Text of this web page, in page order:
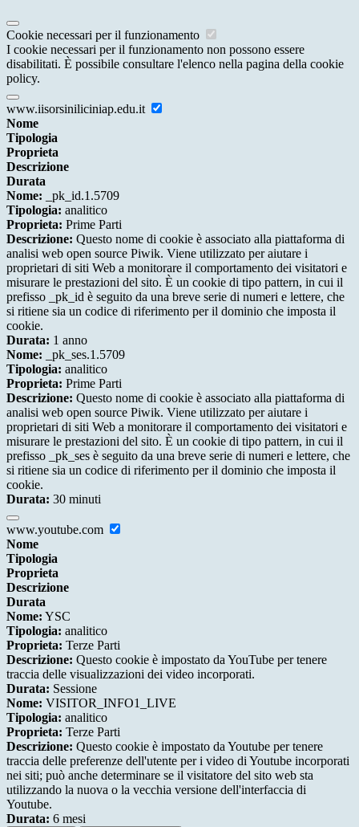
Cookie necessari per il funzionamento
I cookie necessari per il funzionamento non possono essere
disabilitati. È possibile consultare l'elenco nella pagina della cookie
policy.
www.iisorsiniliciniap.edu.it
Nome
Tipologia
Proprieta
Descrizione
Durata
Nome: _pk_id.1.5709
Tipologia: analitico
Proprieta: Prime Parti
Descrizione: Questo nome di cookie è associato alla piattaforma di
analisi web open source Piwik. Viene utilizzato per aiutare i
proprietari di siti Web a monitorare il comportamento dei visitatori e
misurare le prestazioni del sito. È un cookie di tipo pattern, in cui il
prefisso _pk_id è seguito da una breve serie di numeri e lettere, che
si ritiene sia un codice di riferimento per il dominio che imposta il
cookie.
Durata: 1 anno
Nome: _pk_ses.1.5709
Tipologia: analitico
Proprieta: Prime Parti
Descrizione: Questo nome di cookie è associato alla piattaforma di
analisi web open source Piwik. Viene utilizzato per aiutare i
proprietari di siti Web a monitorare il comportamento dei visitatori e
misurare le prestazioni del sito. È un cookie di tipo pattern, in cui il
prefisso _pk_ses è seguito da una breve serie di numeri e lettere, che
si ritiene sia un codice di riferimento per il dominio che imposta il
cookie.
Durata: 30 minuti
www.youtube.com
Nome
Tipologia
Proprieta
Descrizione
Durata
Nome: YSC
Tipologia: analitico
Proprieta: Terze Parti
Descrizione: Questo cookie è impostato da YouTube per tenere
traccia delle visualizzazioni dei video incorporati.
Durata: Sessione
Nome: VISITOR_INFO1_LIVE
Tipologia: analitico
Proprieta: Terze Parti
Descrizione: Questo cookie è impostato da Youtube per tenere
traccia delle preferenze dell'utente per i video di Youtube incorporati
nei siti; può anche determinare se il visitatore del sito web sta
utilizzando la nuova o la vecchia versione dell'interfaccia di
Youtube.
Durata: 6 mesi